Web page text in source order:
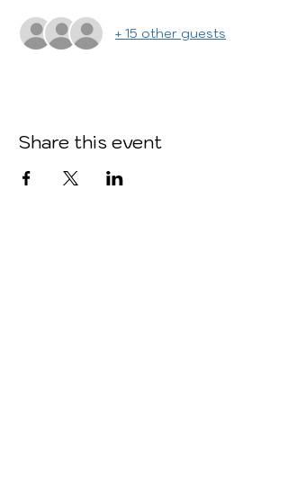
+ 15 other guests
Share this event